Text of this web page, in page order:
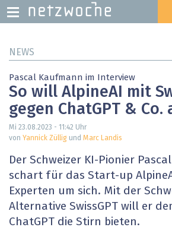
zumNEWS
Pascal Kaufmann im Interview
So will AlpineAI mit
gegen ChatGPT &
Mi 23.08.2023 - 11:42 Uhr
von Yannick Züllig und Marc Landis
Der Schweizer KI-Pionier
schart für das Start-up
Experten um sich. Mit der
Alternative SwissGPT will er
ChatGPT die Stirn bieten.